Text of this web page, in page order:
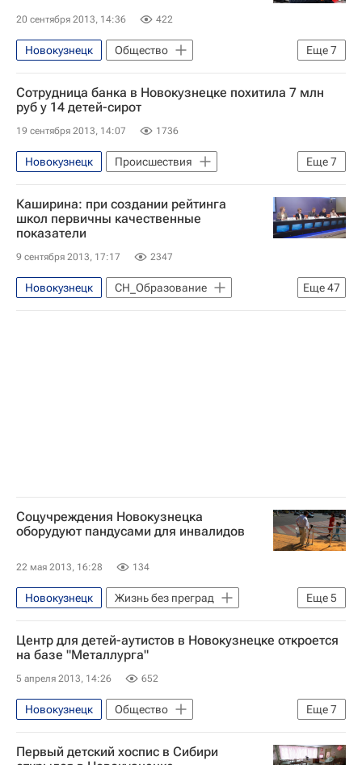
Северная Америка
Весь мир
Европа
Северо-Кавказский ФО
Северо-Западный ФО
Приволжский ФО
СНГ
Фонд "Вера"
20 сентября 2013, 14:36 422
Еще7
Новокузнецк
Общество
Жизнь без преград
Европа
Сибирский ФО
Весь мир
Кемеровская область
Россия
Сотрудница банка в Новокузнецке похитила 7 млн
руб у 14 детей-сирот
19 сентября 2013, 14:07 1736
Еще7
Новокузнецк
Происшествия
Жизнь без преград
Европа
Сибирский ФО
Весь мир
Кемеровская область
Россия
Каширина: при создании рейтинга
школ первичны качественные
показатели
9 сентября 2013, 17:17 2347
Еще47
Новокузнецк
СН_Образование
Красноярский край
Кировская область
Таганрог
Санкт-Петербург
Центральный ФО
Южный ФО
Саров
Кемеровская область
Томская область
Сибирский ФО
Республика Татарстан (Татарстан)
Нижегородская область
Новосибирская область
Самарская область
Димитровград
Соцучреждения Новокузнецка
оборудуют пандусами для инвалидов
22 мая 2013, 16:28 134
Еще5
Новокузнецк
Жизнь без преград
Европа
Сибирский ФО
Весь мир
Кемеровская область
Россия
Центр для детей-аутистов в Новокузнецке откроется
на базе "Металлурга"
5 апреля 2013, 14:26 652
Еще7
Новокузнецк
Общество
Жизнь без преград
Весь мир
Европа
Сибирский ФО
Первый детский хоспис в Сибири